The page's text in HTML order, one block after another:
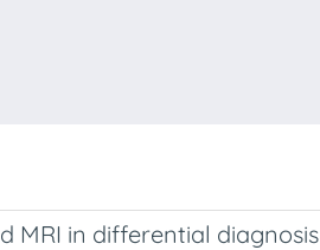
MRI in differential diagnosis